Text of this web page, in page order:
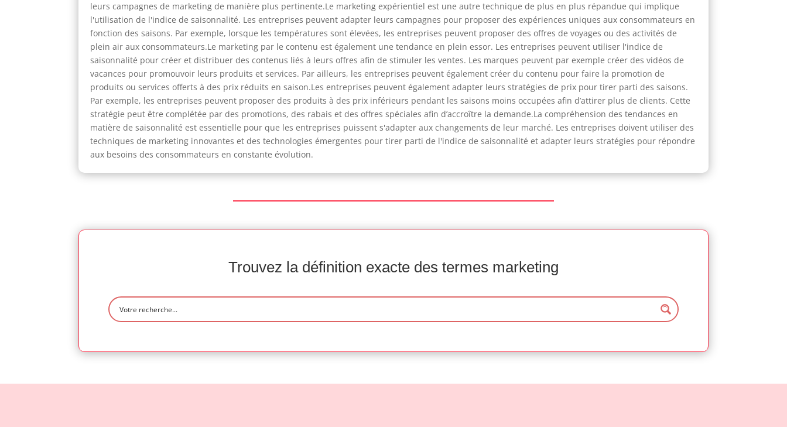
leurs campagnes de marketing de manière plus pertinente.Le marketing expérientiel est une autre technique de plus en plus répandue qui implique
l'utilisation de l'indice de saisonnalité. Les entreprises peuvent adapter leurs campagnes pour proposer des expériences uniques aux consommateurs en
fonction des saisons. Par exemple, lorsque les températures sont élevées, les entreprises peuvent proposer des offres de voyages ou des activités de
plein air aux consommateurs.Le marketing par le contenu est également une tendance en plein essor. Les entreprises peuvent utiliser l'indice de
saisonnalité pour créer et distribuer des contenus liés à leurs offres afin de stimuler les ventes. Les marques peuvent par exemple créer des vidéos de
vacances pour promouvoir leurs produits et services. Par ailleurs, les entreprises peuvent également créer du contenu pour faire la promotion de
produits ou services offerts à des prix réduits en saison.Les entreprises peuvent également adapter leurs stratégies de prix pour tirer parti des saisons.
Par exemple, les entreprises peuvent proposer des produits à des prix inférieurs pendant les saisons moins occupées afin d’attirer plus de clients. Cette
stratégie peut être complétée par des promotions, des rabais et des offres spéciales afin d’accroître la demande.La compréhension des tendances en
matière de saisonnalité est essentielle pour que les entreprises puissent s'adapter aux changements de leur marché. Les entreprises doivent utiliser des
techniques de marketing innovantes et des technologies émergentes pour tirer parti de l'indice de saisonnalité et adapter leurs stratégies pour répondre
aux besoins des consommateurs en constante évolution.
Trouvez la définition exacte des termes marketing